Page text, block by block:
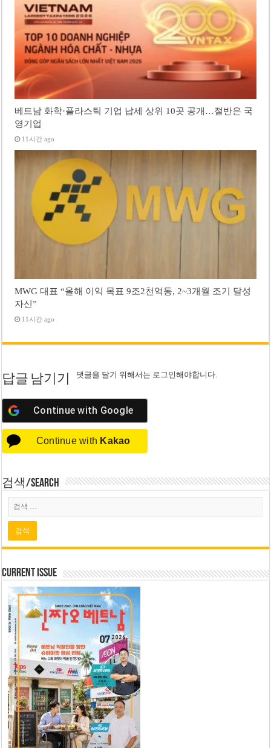
베트남 화학·플라스틱 기업 납세 상위 10곳 공개…절반은 국
영기업
11시간 ago
MWG 대표 “올해 이익 목표 9조2천억동, 2~3개월 조기 달성
자신”
11시간 ago
답글 남기기 댓글을 달기 위해서는 로그인해야합니다.
Continue with Google
Continue with Kakao
검색/Search
Current Issue